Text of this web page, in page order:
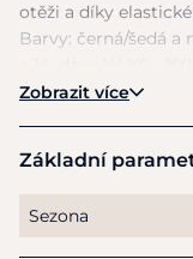
otěži a díky
Barvy: černá/šedá a
Zobrazit více
Základní
Sezona